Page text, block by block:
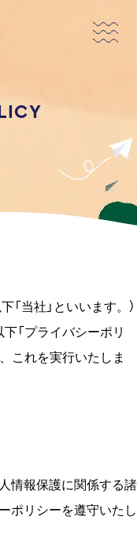
当社」といいます。）
「プライバシーポリ
これを実行いたしま
情報保護に関係する諸
ポリシーを遵守いたし